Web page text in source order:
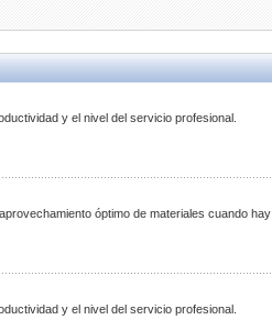
y el nivel del servicio profesional.
óptimo de materiales cuando hay
y el nivel del servicio profesional.